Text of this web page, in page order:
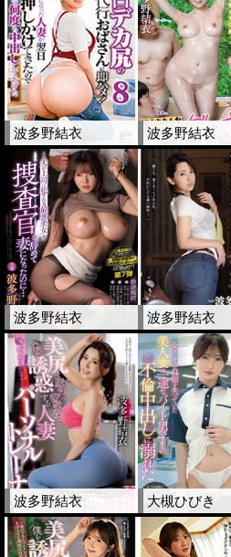
波多野結衣 波多野結衣
波多野結衣 波多野結衣
波多野結衣 大槻ひびき